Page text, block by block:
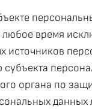
время
источников
органа по